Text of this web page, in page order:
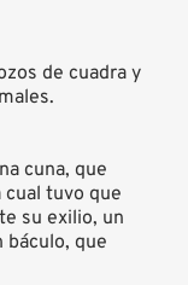
de cuadra y
cuna, que
cual tuvo que
su exilio, un
báculo, que